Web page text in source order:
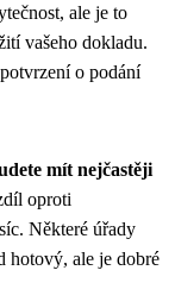
ale je to
vašeho dokladu.
o podání
mít nejčastěji
oproti
Některé úřady
hotový, ale je dobré